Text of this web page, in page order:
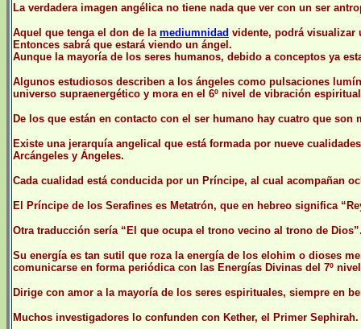
La verdadera imagen angélica no tiene nada que ver con un ser
Aquel que tenga el don de la mediumnidad vidente, podrá visualizar
Entonces sabrá que estará viendo un ángel.
Aunque la mayoría de los seres humanos, debido a conceptos ya
Algunos estudiosos describen a los ángeles como pulsaciones
universo supraenergético y mora en el 6º nivel de vibración
De los que están en contacto con el ser humano hay cuatro que
Existe una jerarquía angelical que está formada por nueve
Arcángeles y Ángeles.
Cada cualidad está conducida por un Príncipe, al cual acompañan
El Príncipe de los Serafines es Metatrón, que en hebreo significa
Otra traducción sería “El que ocupa el trono vecino al trono de
Su energía es tan sutil que roza la energía de los elohim o dioses
comunicarse en forma periódica con las Energías Divinas del 7º
Dirige con amor a la mayoría de los seres espirituales, siempre en
Muchos investigadores lo confunden con Kether, el Primer Sephirah.